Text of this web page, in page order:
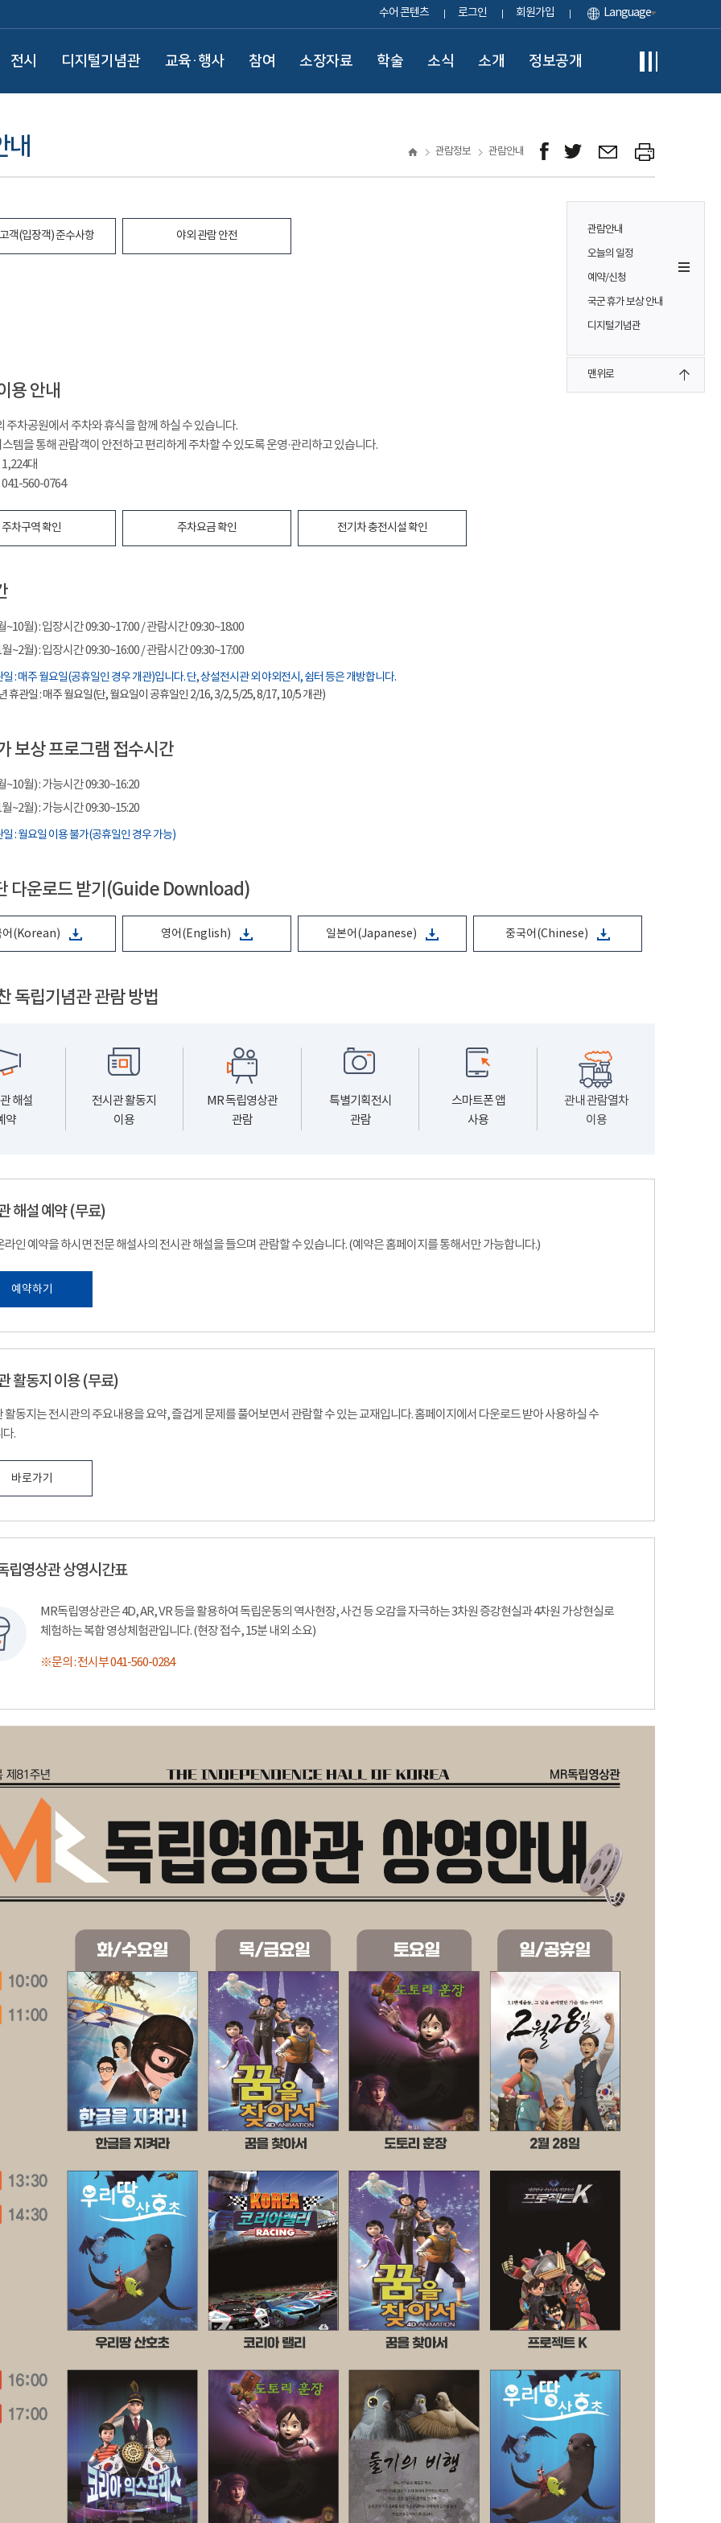
수어 콘텐츠 로그인 회원가입 Language
전시 디지털기념관 교육·행사 참여 소장자료 학술 소식 소개 정보공개
관람안내
오늘의 일정
예약/신청
국군 휴가 보상 안내
디지털기념관
맨위로
내 관람정보 관람안내
객(입장객) 준수사항 야외 관람 안전
용 안내
주차공원에서 주차와 휴식을 함께 하실 수 있습니다.
템을 통해 관람객이 안전하고 편리하게 주차할 수 있도록 운영·관리하고 있습니다.
대
560-0764
주차구역 확인 주차요금 확인 전기차 충전시설 확인
월) : 입장시간 09:30~17:00 / 관람시간 09:30~18:00
~2월) : 입장시간 09:30~16:00 / 관람시간 09:30~17:00
: 매주 월요일(공휴일인 경우 개관)입니다. 단, 상설전시관 외 야외전시, 쉼터 등은 개방합니다.
휴관일 : 매주 월요일(단, 월요일이 공휴일인 2/16, 3/2, 5/25, 8/17, 10/5 개관)
보상 프로그램 접수시간
~10월) : 가능시간 09:30~16:20
~2월) : 가능시간 09:30~15:20
: 월요일 이용 불가(공휴일인 경우 가능)
다운로드 받기(Guide Download)
어(Korean) 영어(English) 일본어(Japanese) 중국어(Chinese)
독립기념관 관람 방법
해설
약
전시관 활동지
이용
MR 독립영상관
관람
특별기획전시
관람
스마트폰 앱
사용
관내 관람열차
이용
해설 예약 (무료)
라인 예약을 하시면 전문 해설사의 전시관 해설을 들으며 관람할 수 있습니다. (예약은 홈페이지를 통해서만 가능합니다.)
예약하기
활동지 이용 (무료)
활동지는 전시관의 주요내용을 요약, 즐겁게 문제를 풀어보면서 관람할 수 있는 교재입니다. 홈페이지에서 다운로드 받아 사용하실 수
다.
바로가기
립영상관 상영시간표
MR독립영상관은 4D, AR, VR 등을 활용하여 독립운동의 역사현장, 사건 등 오감을 자극하는 3차원 증강현실과 4차원 가상현실로
체험하는 복합 영상체험관입니다. (현장 접수, 15분 내외 소요)
※문의 : 전시부 041-560-0284